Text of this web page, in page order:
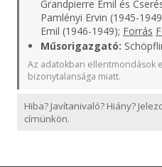
Grandpierre Emil és
Pamlényi Ervin (1945-
Emil (1946-1949); Forrás
Műsorigazgató:
Az adatokban ellentmondások
bizonytalansága miatt.
Hiba? Javítanivaló? Hiány?
címünkön.